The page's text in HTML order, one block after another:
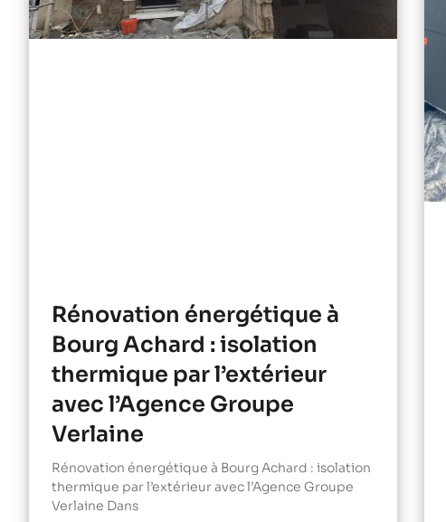
Rénovation énergétique à
Bourg Achard : isolation
thermique par l’extérieur
avec l’Agence Groupe
Verlaine
Rénovation énergétique à Bourg Achard : isolation
thermique par l’extérieur avec l’Agence Groupe
Verlaine Dans